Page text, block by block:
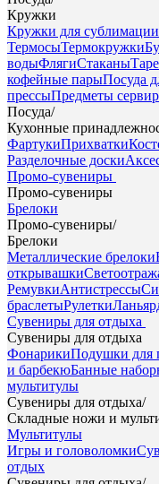
Кружки
Кружки для сублимации
ТермосыТермокружки
водыФлягиСтаканы
кофейные парыПосуда
прессыПредметы
Посуда/
Кухонные
ФартукиПрихватки
Разделочные доски
Промо-сувениры
Промо-сувениры
Брелоки
Промо-сувениры/
Брелоки
Металлические брелоки
открывашки
РемувкиАнтистрессы
браслетыРулетки
Сувениры для отдыха
Сувениры для отдыха
ФонарикиПодушки для
и барбекюБанные
мультитулы
Сувениры для отдыха/
Складные ножи и
Мультитулы
Игры и головоломки
отдых